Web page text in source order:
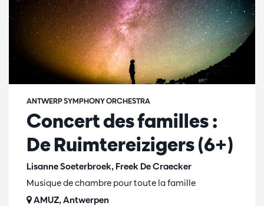
Concert des familles :
De Ruimtereizigers (6+)
Lisanne Soeterbroek, Freek De Craecker
ANTWERP SYMPHONY ORCHESTRA
Musique de chambre pour toute la famille
AMUZ, Antwerpen